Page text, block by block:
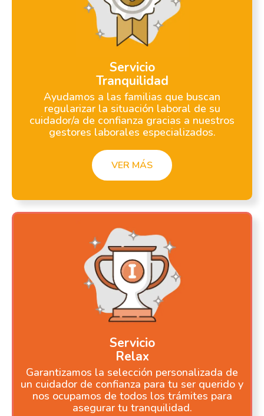
Servicio
Tranquilidad
Ayudamos a las familias que buscan
regularizar la situación laboral de su
cuidador/a de confianza gracias a nuestros
gestores laborales especializados.
VER MÁS
Servicio
Relax
Garantizamos la selección personalizada de
un cuidador de confianza para tu ser querido y
nos ocupamos de todos los trámites para
asegurar tu tranquilidad.